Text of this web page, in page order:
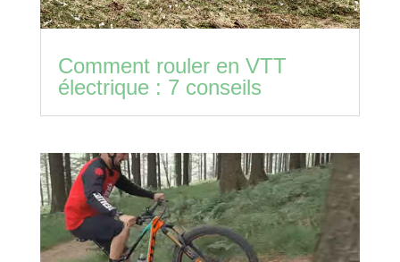
Comment rouler en VTT
électrique : 7 conseils